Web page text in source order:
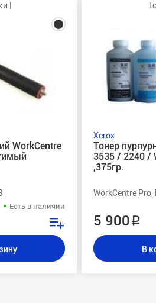
|
WorkCentre
Есть в наличии
Xerox
Тонер
3535 / 2240 /
,375гр.
WorkCentre Pro,
5 900 ₽
В